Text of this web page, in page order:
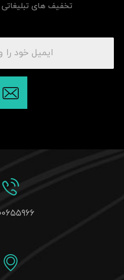
تخفیف های تبلیغاتی